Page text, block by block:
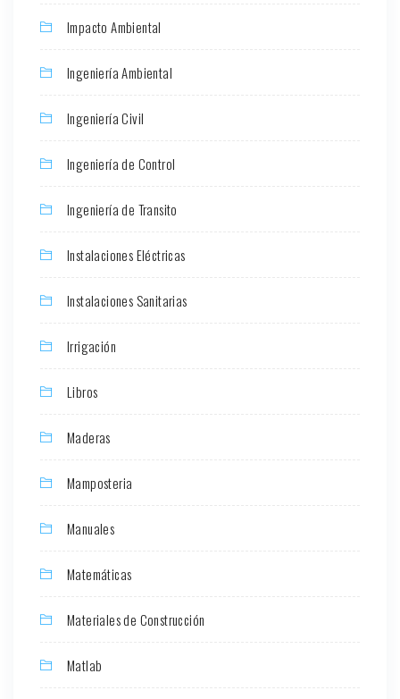
Impacto Ambiental
Ingeniería Ambiental
Ingeniería Civil
Ingeniería de Control
Ingeniería de Transito
Instalaciones Eléctricas
Instalaciones Sanitarias
Irrigación
Libros
Maderas
Mamposteria
Manuales
Matemáticas
Materiales de Construcción
Matlab